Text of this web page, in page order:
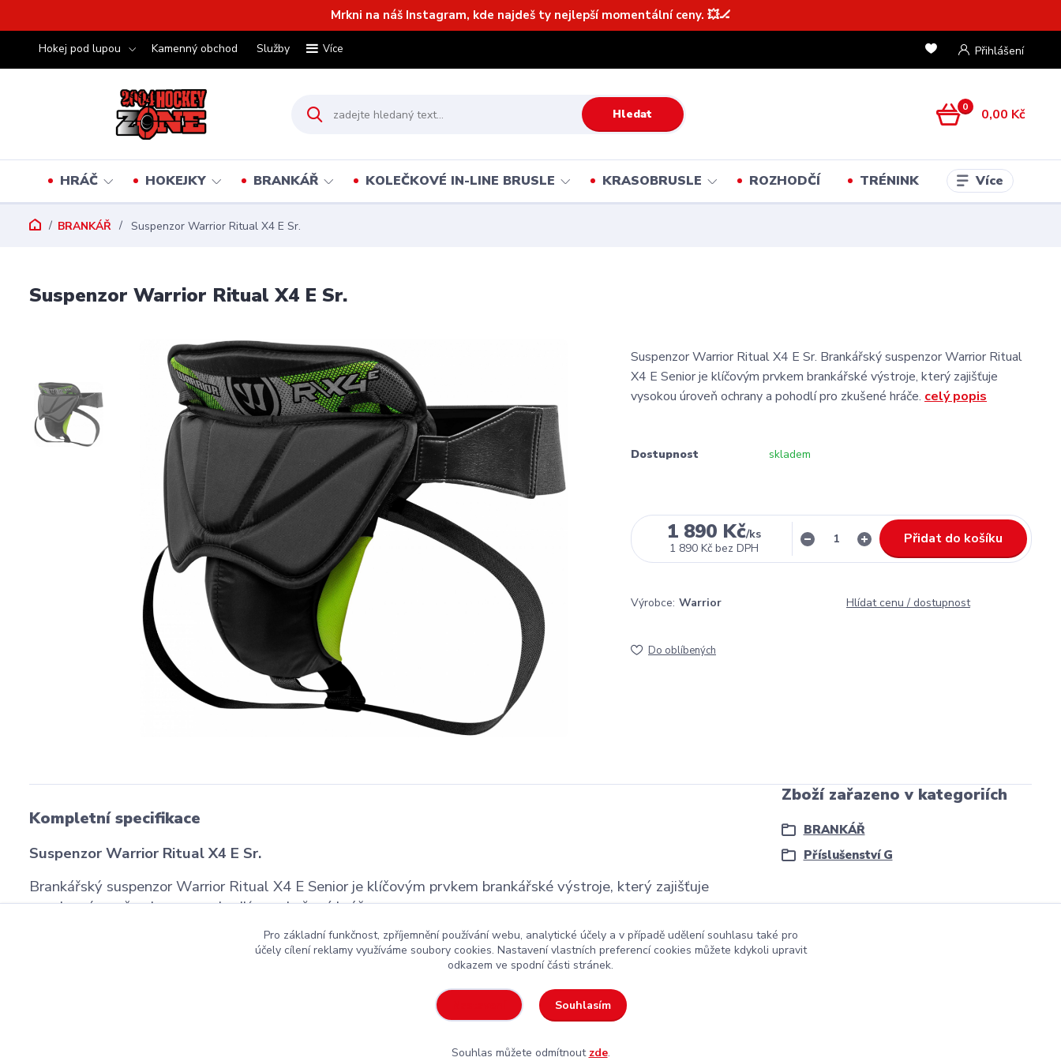
Mrkni na náš Instagram, kde najdeš ty nejlepší momentální ceny. 💥🏒
Hokej pod lupou Kamenný obchod Služby Více Přihlášení
Hledat 0 0,00 Kč
HRÁČ HOKEJKY BRANKÁŘ KOLEČKOVÉ IN-LINE BRUSLE KRASOBRUSLE ROZHODČÍ TRÉNINK Více
BRANKÁŘ Suspenzor Warrior Ritual X4 E Sr.
Suspenzor Warrior Ritual X4 E Sr.
Suspenzor Warrior Ritual X4 E Sr. Brankářský suspenzor Warrior Ritual
X4 E Senior je klíčovým prvkem brankářské výstroje, který zajišťuje
vysokou úroveň ochrany a pohodlí pro zkušené hráče. celý popis
Dostupnost skladem
1 890 Kč/ks
1 890 Kč bez DPH
Přidat do košíku
Výrobce: Warrior Hlídat cenu / dostupnost
Do oblíbených
Kompletní specifikace
Suspenzor Warrior Ritual X4 E Sr.
Brankářský suspenzor Warrior Ritual X4 E Senior je klíčovým prvkem brankářské výstroje, který zajišťuje
vysokou úroveň ochrany a pohodlí pro zkušené hráče.
Zboží zařazeno v kategoriích
BRANKÁŘ
Příslušenství G
hokejová výstrojza rozumnou cenu
Pro základní funkčnost, zpříjemnění používání webu, analytické účely a v případě udělení souhlasu také pro
účely cílení reklamy využíváme soubory cookies. Nastavení vlastních preferencí cookies můžete kdykoli upravit
odkazem ve spodní části stránek.
Souhlasím
Souhlas můžete odmítnout zde.